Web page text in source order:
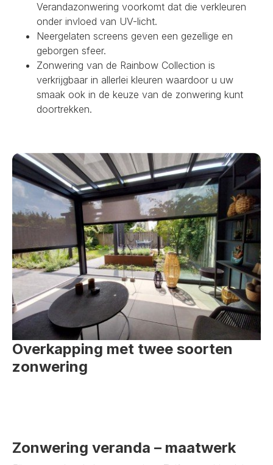
Verandazonwering voorkomt dat die verkleuren
onder invloed van UV-licht.
Neergelaten screens geven een gezellige en
geborgen sfeer.
Zonwering van de Rainbow Collection is
verkrijgbaar in allerlei kleuren waardoor u uw
smaak ook in de keuze van de zonwering kunt
doortrekken.
Overkapping met twee soorten
zonwering
Zonwering veranda – maatwerk